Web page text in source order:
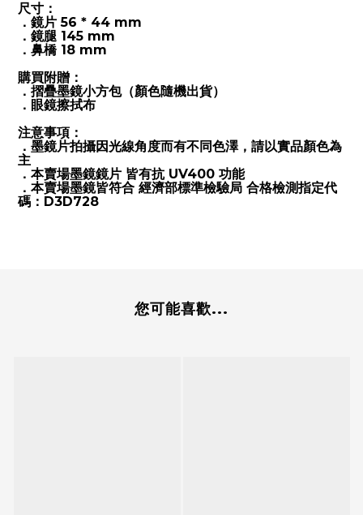
尺寸：
．鏡片 56 * 44 mm
．鏡腿 145 mm
．鼻橋 18 mm
購買附贈：
．摺疊墨鏡小方包（顏色隨機出貨）
．眼鏡擦拭布
注意事項：
．墨鏡片拍攝因光線角度而有不同色澤，請以實品顏色為
主
．本賣場墨鏡鏡片 皆有抗 UV400 功能
．本賣場墨鏡皆符合 經濟部標準檢驗局 合格檢測指定代
碼：D3D728
您可能喜歡...